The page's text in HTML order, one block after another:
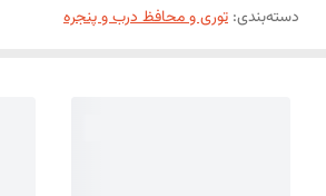
دسته‌بندی: توری و محافظ درب و پنجره